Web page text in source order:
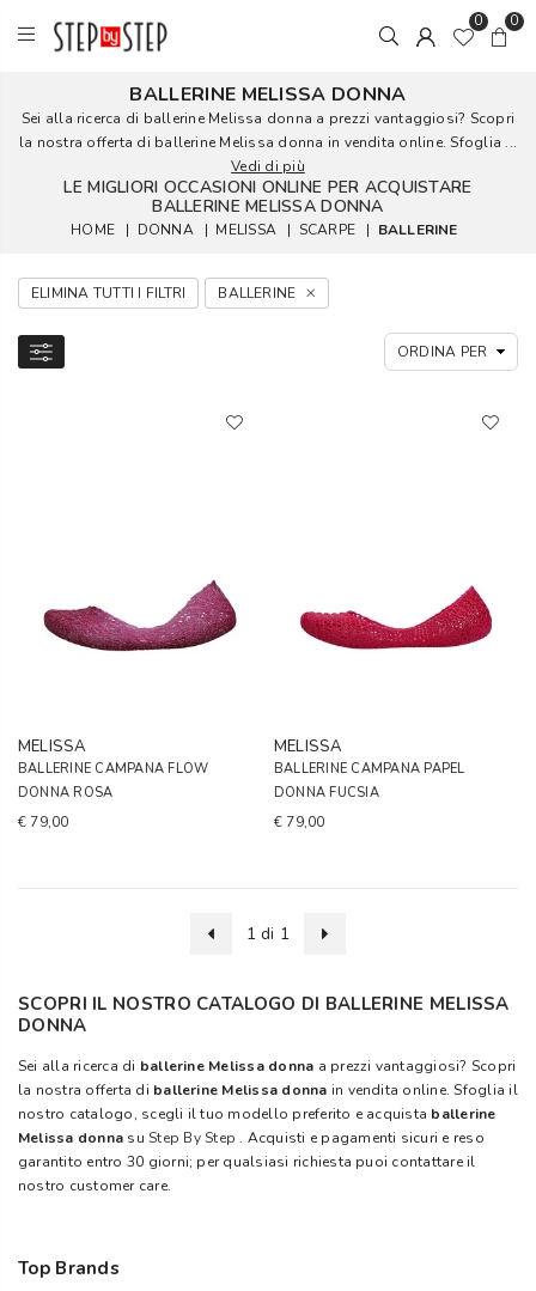
0 0
BALLERINE MELISSA DONNA
Sei alla ricerca di ballerine Melissa donna a prezzi vantaggiosi? Scopri
la nostra offerta di ballerine Melissa donna in vendita online. Sfoglia ...
Vedi di più
LE MIGLIORI OCCASIONI ONLINE PER ACQUISTARE
BALLERINE MELISSA DONNA
HOME | DONNA | MELISSA | SCARPE | BALLERINE
ELIMINA TUTTI I FILTRI BALLERINE
MELISSA
BALLERINE CAMPANA FLOW
DONNA ROSA
€ 79,00
MELISSA
BALLERINE CAMPANA PAPEL
DONNA FUCSIA
€ 79,00
1 di 1
SCOPRI IL NOSTRO CATALOGO DI BALLERINE MELISSA
DONNA
Sei alla ricerca di ballerine Melissa donna a prezzi vantaggiosi? Scopri
la nostra offerta di ballerine Melissa donna in vendita online. Sfoglia il
nostro catalogo, scegli il tuo modello preferito e acquista ballerine
Melissa donna suStep By Step . Acquisti e pagamenti sicuri e reso
garantito entro 30 giorni; per qualsiasi richiesta puoi contattare il
nostro customer care.
Top Brands